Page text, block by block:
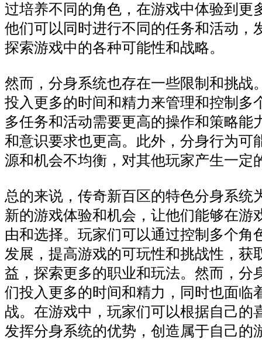
过培养不同的角色，在游戏中体验到更
他们可以同时进行不同的任务和活动，
探索游戏中的各种可能性和战略。
然而，分身系统也存在一些限制和挑战
投入更多的时间和精力来管理和控制多
多任务和活动需要更高的操作和策略能
和意识要求也更高。此外，分身行为可
源和机会不均衡，对其他玩家产生一定
总的来说，传奇新百区的特色分身系统
新的游戏体验和机会，让他们能够在游
由和选择。玩家们可以通过控制多个角
发展，提高游戏的可玩性和挑战性，获
益，探索更多的职业和玩法。然而，分
们投入更多的时间和精力，同时也面临
战。在游戏中，玩家们可以根据自己的
发挥分身系统的优势，创造属于自己的